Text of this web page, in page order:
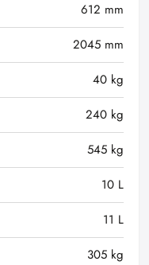
612 mm
2045 mm
40 kg
240 kg
545 kg
10 L
11 L
305 kg